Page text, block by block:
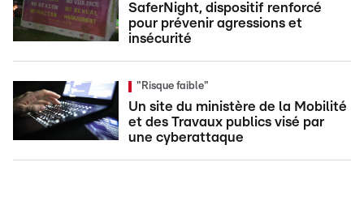
SaferNight, dispositif renforcé
pour prévenir agressions et
insécurité
"Risque faible"
Un site du ministère de la Mobilité
et des Travaux publics visé par
une cyberattaque